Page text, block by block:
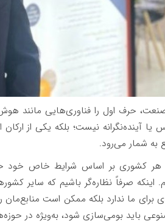
صنعت، حرف اول را فناوری‌هایی
یا آینده‌نگرانه نیست؛ بلکه یکی از
به شمار می‌رود.
هر کشوری بر اساس شرایط خاص خود
اینکه صرفاً نظاره‌گر باشیم که سایر
برای ما ندارد بلکه ممکن است
باید بومی‌سازی شود، به‌ویژه در